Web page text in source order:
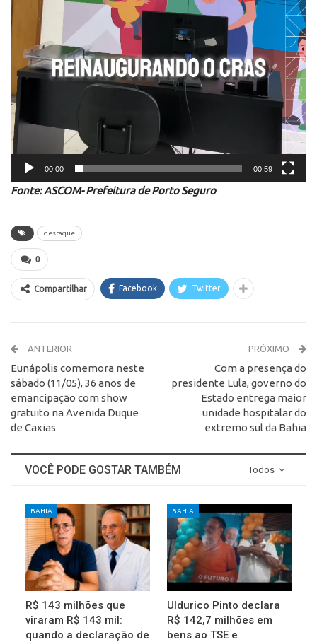
00:00 00:59
Fonte: ASCOM- Prefeitura de Porto Seguro
destaque
0
Compartilhar Facebook Twitter
ANTERIOR
Eunápolis comemora neste
sábado (11/05), 36 anos de
emancipação com show
gratuito na Avenida Duque
de Caxias
PRÓXIMO
Com a presença do
presidente Lula, governo do
Estado entrega maior
unidade hospitalar do
extremo sul da Bahia
Todos
VOCÊ PODE GOSTAR TAMBÉM
BAHIA
R$ 143 milhões que
viraram R$ 143 mil:
quando a declaração de
BAHIA
Uldurico Pinto declara
R$ 142,7 milhões em
bens ao TSE e